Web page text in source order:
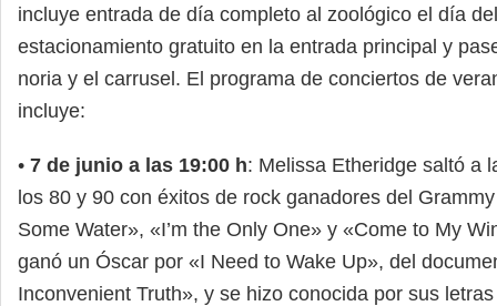
incluye entrada de día completo al zoológico el día
estacionamiento gratuito en la entrada principal y
noria y el carrusel. El programa de conciertos de
incluye:
• 7 de junio a las 19:00 h: Melissa Etheridge saltó a
los 80 y 90 con éxitos de rock ganadores del
Some Water», «I’m the Only One» y «Come to My
ganó un Óscar por «I Need to Wake Up», del
Inconvenient Truth», y se hizo conocida por sus